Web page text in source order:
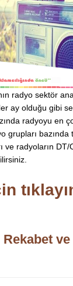
radyo sektör
ay olduğu gibi
radyoyu en
grupları bazında
ve radyoların DT/
Rekabet